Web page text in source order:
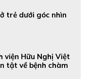
trẻ dưới góc nhìn
viện Hữu Nghị Việt
tật về bệnh chàm